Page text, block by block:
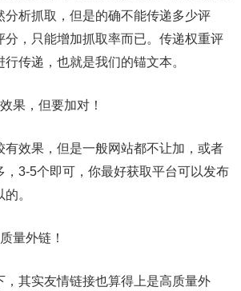
分析抓取，但是的确不能传递多少评
分，只能增加抓取率而已。传递权重评
传递，也就是我们的锚文本。
果，但要加对！
有效果，但是一般网站都不让加，或者
，3-5个即可，你最好获取平台可以发布
。
量外链！
，其实友情链接也算得上是高质量外